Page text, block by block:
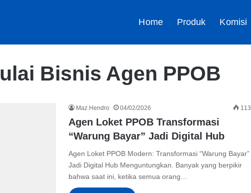
Home Produk Komisi
Bisnis Agen PPOB
Maz Hendro 04/02/2026 113
Agen Loket PPOB Transformasi
“Warung Bayar” Jadi Digital Hub
Agen Loket PPOB Modern: Transformasi “Warung Bayar”
Jadi Digital Hub Menguntungkan. Banyak yang berpikir
bahwa saat ini, ketika semua orang…